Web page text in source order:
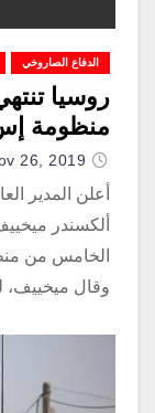
الدفاع الصاروخي
روسيا
منظومة إس-400 إلى الهند
26, 2019
أعلن المدير
ألكسندر
وقال ميخييف،